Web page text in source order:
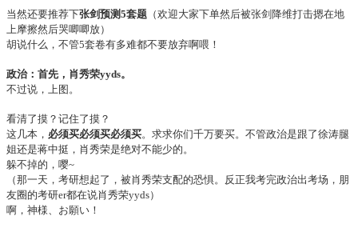
当然还要推荐下张剑预测5套题 （欢迎大家下单然后被张剑降维打击摁在地
上摩擦然后哭唧唧放）
胡说什么，不管5套卷有多难都不要放弃啊喂！
政治：首先，肖秀荣yyds。
不过说，上图。
看清了摸？记住了摸？
这几本， 必须买必须买必须买。求求你们千万要买。不管政治是跟了徐涛腿
姐还是蒋中挺，肖秀荣是绝对不能少的。
躲不掉的，嘤~
（那一天 ，考研想起了，被肖秀荣支配的恐惧。反正我考完政治出考场，朋
友圈的考研er都在说肖秀荣yyds）
啊，神様、お願い！